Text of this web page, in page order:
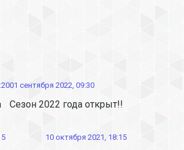
01 сентября 2022, 09:30
Сезон 2022 года открыт!!
10 октября 2021, 18:15